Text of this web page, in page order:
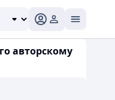
авторскому